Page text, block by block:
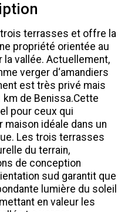
terrasses et offre la
propriété orientée au
la vallée. Actuellement,
verger d‘amandiers
est très privé mais
de Benissa.Cette
pour ceux qui
idéale dans un
Les trois terrasses
du terrain,
de conception
sud garantit que
lumière du soleil
en valeur les